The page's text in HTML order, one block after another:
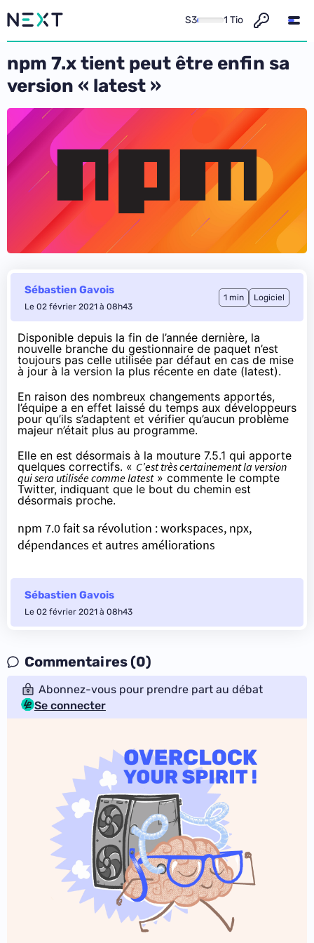
S3 1 Tio
npm 7.x tient peut être enfin sa
version « latest »
Sébastien Gavois
Le 02 février 2021 à 08h43
1 min Logiciel
Disponible depuis la fin de l’année dernière, la
nouvelle branche du gestionnaire de paquet n’est
toujours pas celle utilisée par défaut en cas de mise
à jour à la version la plus récente en date (latest).
En raison des nombreux changements apportés,
l’équipe a en effet laissé du temps aux développeurs
pour qu’ils s’adaptent et vérifier qu’aucun problème
majeur n’était plus au programme.
Elle en est désormais à la mouture 7.5.1 qui apporte
quelques correctifs. « C’est très certainement la version
qui sera utilisée comme latest» commente le compte
Twitter, indiquant que le bout du chemin est
désormais proche.
npm 7.0 fait sa révolution : workspaces, npx,
dépendances et autres améliorations
Sébastien Gavois
Le 02 février 2021 à 08h43
Commentaires (0)
Abonnez-vous pour prendre part au débat
Se connecter